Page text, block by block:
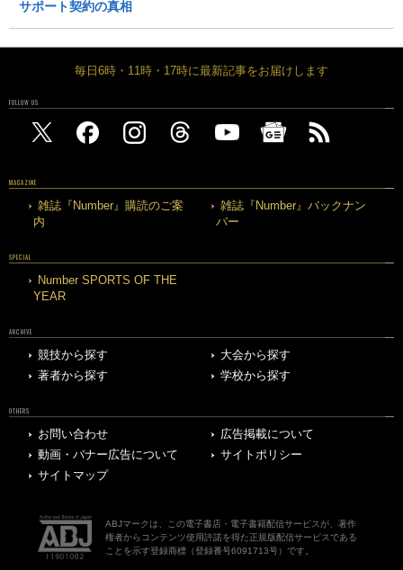
サポート契約の真相
毎日6時・11時・17時に最新記事をお届けします
FOLLOW US
MAGAZINE
雑誌『Number』購読のご案
内
雑誌『Number』バックナン
バー
SPECIAL
Number SPORTS OF THE
YEAR
ARCHIVE
競技から探す
大会から探す
著者から探す
学校から探す
OTHERS
お問い合わせ
広告掲載について
動画・バナー広告について
サイトポリシー
サイトマップ
ABJマークは、この電子書店・電子書籍配信サービスが、著作
権者からコンテンツ使用許諾を得た正規版配信サービスである
ことを示す登録商標（登録番号6091713号）です。